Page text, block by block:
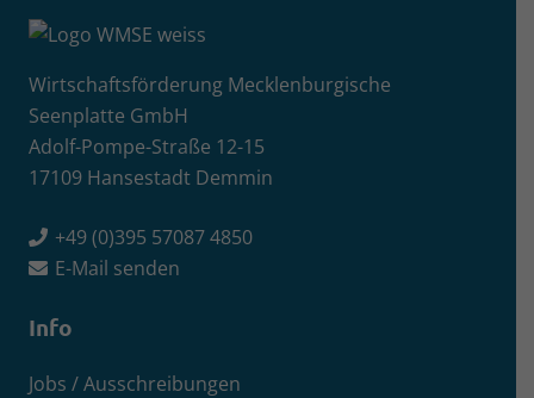
Wirtschaftsförderung Mecklenburgische
Seenplatte GmbH
Adolf-Pompe-Straße 12-15
17109 Hansestadt Demmin
+49 (0)395 57087 4850
E-Mail senden
Info
Jobs / Ausschreibungen